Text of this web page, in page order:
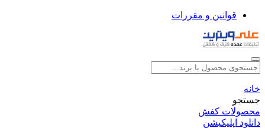
قوانین و مقررات
خانه
جستجو
محصولات کفش
دانلود اپلیکیشن